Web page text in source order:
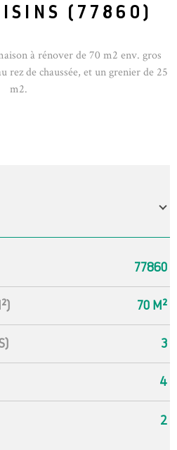
(77860)
à rénover de 70 m2 env. gros
rez de chaussée, et un grenier de 25
m2.
77860
70 M²
3
4
2